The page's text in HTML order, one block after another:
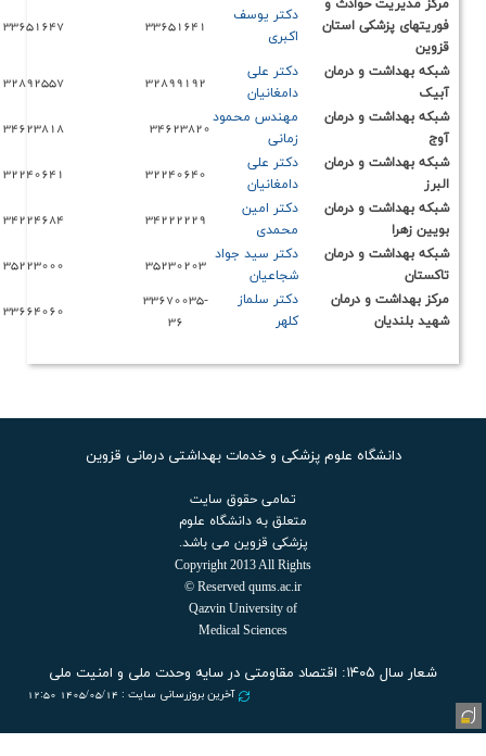
و
استان
دکتر یوسف
اکبری
33651641
33651647
درمان
دکتر علی
32899192
32892557
درمان
مهندس محمود
34623820
34623818
درمان
دکتر علی
32240640
32240641
درمان
دکتر امین
محمدی
34222229
34224684
درمان
دکتر سید جواد
شجاعیان
35230203
35223000
درمان
دکترسلماز
کلهر
33670035-
36
33664060
علوم پزشکی و خدمات بهداشتی درمانی قزوین
متعلق به دانشگاه علوم
پزشکی قزوین می باشد.
Copyright 2013 All Rights
آخرین بروزرسانی سایت : 1405/05/14 12:50